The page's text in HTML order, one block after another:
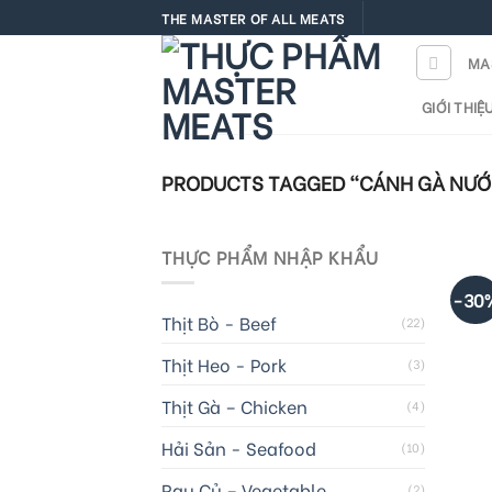
to
THE MASTER OF ALL MEATS
GIỚI
PRODUCTS TAGGED “CÁNH GÀ
THỰC PHẨM NHẬP KHẨU
Thịt Bò - Beef (22)
Thịt Heo - Pork (3)
Thịt Gà – Chicken (4)
Hải Sản - Seafood (10)
-